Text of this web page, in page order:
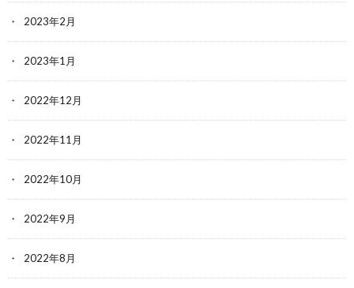
2023年2月
2023年1月
2022年12月
2022年11月
2022年10月
2022年9月
2022年8月